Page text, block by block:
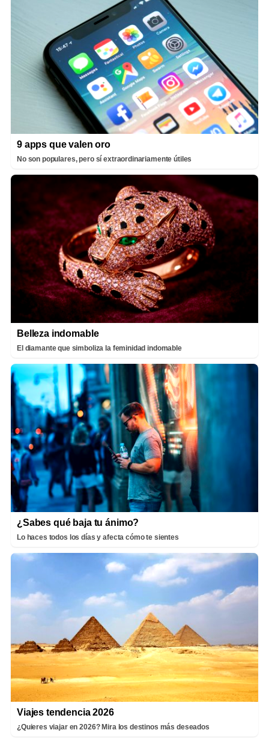
9 apps que valen oro
No son populares, pero sí extraordinariamente útiles
Belleza indomable
El diamante que simboliza la feminidad indomable
¿Sabes qué baja tu ánimo?
Lo haces todos los días y afecta cómo te sientes
Viajes tendencia 2026
¿Quieres viajar en 2026? Mira los destinos más deseados